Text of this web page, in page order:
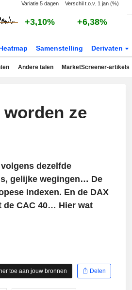
Variatie 5 dagen Verschil t.o.v. 1 jan (%)
+3,10% +6,38%
Samenstelling Derivaten
Andere talen MarketScreener-artikels
ze
dezelfde
gelijke wegingen… De
indexen. En de DAX
de CAC 40… Hier wat
toe aan jouw bronnen
Delen